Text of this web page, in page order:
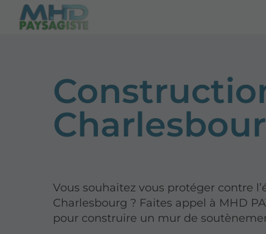
Vous souhaitez vous protéger contre
Charlesbourg ? Faites appel à MHD
pour construire un mur de